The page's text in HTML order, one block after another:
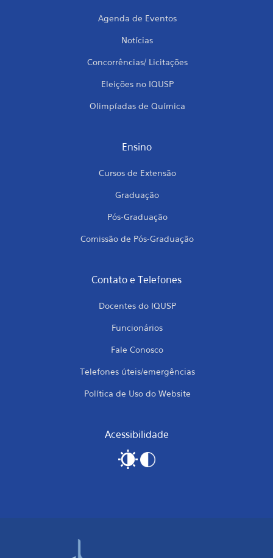
Agenda de Eventos
Notícias
Concorrências/ Licitações
Eleições no IQUSP
Olimpíadas de Química
Ensino
Cursos de Extensão
Graduação
Pós-Graduação
Comissão de Pós-Graduação
Contato e Telefones
Docentes do IQUSP
Funcionários
Fale Conosco
Telefones úteis/emergências
Política de Uso do Website
Acessibilidade